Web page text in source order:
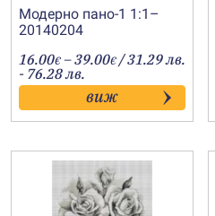
Модерно пано-1 1:1–
20140204
16.00€ –39.00€Price
range:
16.00€
through
39.00€
/ 31.29 лв.
- 76.28 лв.
виж